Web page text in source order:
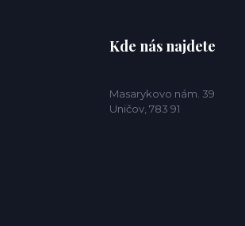
Kde nás najdete
Masarykovo nám. 39
Uničov, 783 91